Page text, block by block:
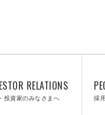
RELATIONS
投資家のみなさまへ 採